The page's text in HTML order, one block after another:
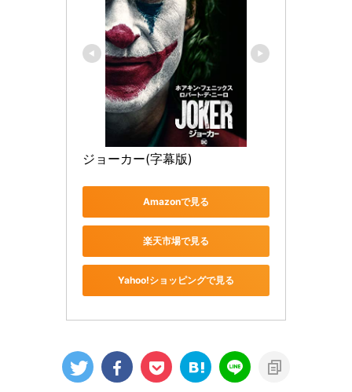
ジョーカー(字幕版)
Amazonで見る
楽天市場で見る
Yahoo!ショッピングで見る